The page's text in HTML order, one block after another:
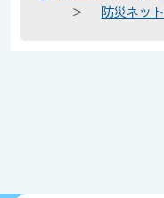
防災ネッ